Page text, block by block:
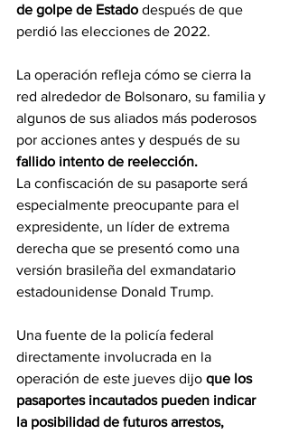
de golpe de Estado después de que
perdió las elecciones de 2022.
La operación refleja cómo se cierra la
red alrededor de Bolsonaro, su familia y
algunos de sus aliados más poderosos
por acciones antes y después de su
fallido intento de reelección.
La confiscación de su pasaporte será
especialmente preocupante para el
expresidente, un líder de extrema
derecha que se presentó como una
versión brasileña del exmandatario
estadounidense Donald Trump.
Una fuente de la policía federal
directamente involucrada en la
operación de este jueves dijo que los
pasaportes incautados pueden indicar
la posibilidad de futuros arrestos,